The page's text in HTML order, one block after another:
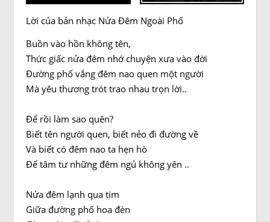
Lời của bản nhạc Nửa Đêm Ngoài Phố
Buồn vào hồn không tên,
Thức giấc nửa đêm nhớ chuyện xưa vào đời
Đường phố vắng đêm nao quen một người
Mà yêu thương trót trao nhau trọn lời..
Để rồi làm sao quên?
Biết tên người quen, biết nẻo đi đường về
Và biết có đêm nao ta hẹn hò
Để tâm tư những đêm ngủ không yên ..
Nửa đêm lạnh qua tim
Giữa đường phố hoa đèn